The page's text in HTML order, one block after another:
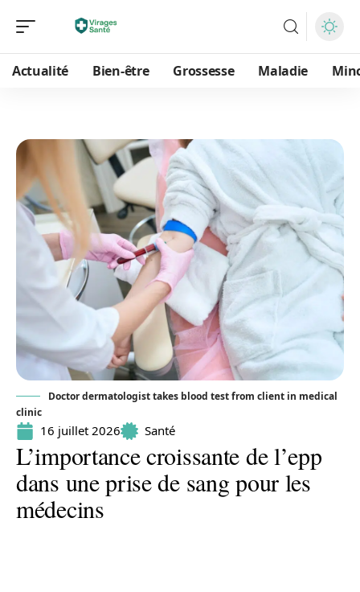
Actualité Bien-être Grossesse Maladie
Doctor dermatologist takes blood test from client in medical
clinic
16 juillet 2026 Santé
L’importance croissante de l’epp
dans une prise de sang pour les
médecins